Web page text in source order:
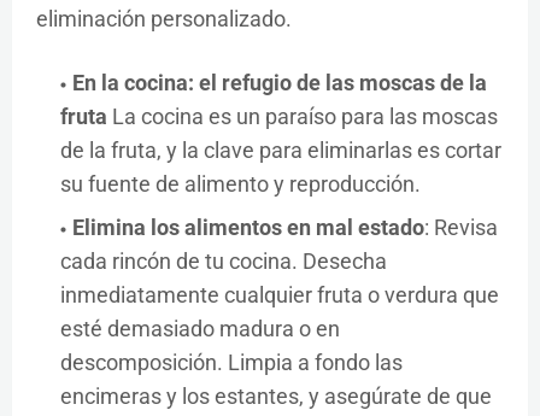
eliminación personalizado.
En la cocina: el refugio de las moscas de la
fruta La cocina es un paraíso para las moscas
de la fruta, y la clave para eliminarlas es cortar
su fuente de alimento y reproducción.
Elimina los alimentos en mal estado: Revisa
cada rincón de tu cocina. Desecha
inmediatamente cualquier fruta o verdura que
esté demasiado madura o en
descomposición. Limpia a fondo las
encimeras y los estantes, y asegúrate de que